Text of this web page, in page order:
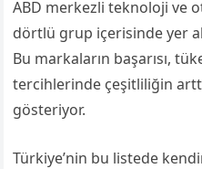
ABD merkezli teknoloji ve
dörtlü grup içerisinde yer
Bu markaların başarısı,
tercihlerinde çeşitliliğin
gösteriyor.
Türkiye’nin bu listede